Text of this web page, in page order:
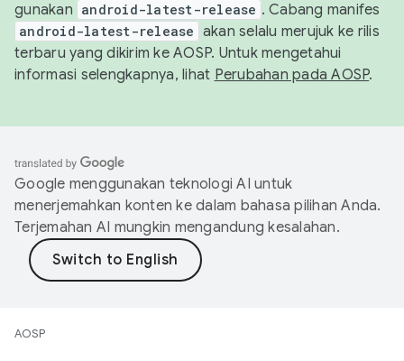
gunakan android-latest-release . Cabang manifes
android-latest-release akan selalu merujuk ke rilis
terbaru yang dikirim ke AOSP. Untuk mengetahui
informasi selengkapnya, lihat Perubahan pada AOSP.
Google menggunakan teknologi AI untuk
menerjemahkan konten ke dalam bahasa pilihan Anda.
Terjemahan AI mungkin mengandung kesalahan.
AOSP